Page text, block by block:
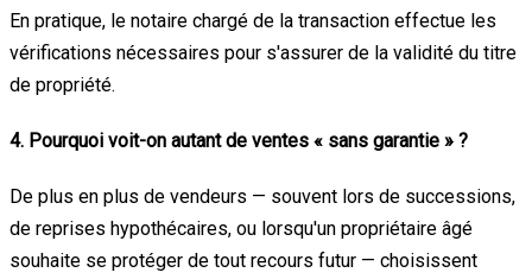
En pratique, le notaire chargé de la transaction effectue les
vérifications nécessaires pour s'assurer de la validité du titre
de propriété.
4. Pourquoi voit-on autant de ventes « sans garantie » ?
De plus en plus de vendeurs — souvent lors de successions,
de reprises hypothécaires, ou lorsqu'un propriétaire âgé
souhaite se protéger de tout recours futur — choisissent